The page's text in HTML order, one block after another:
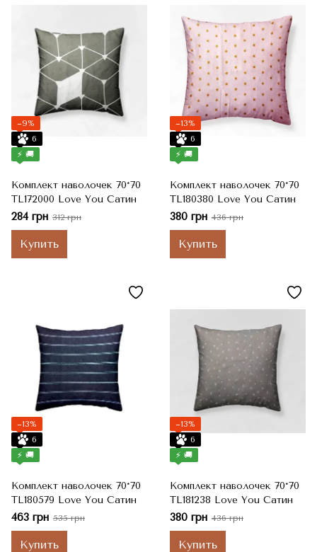
−9%
6
⚡ 🚚
Комплект наволочек 70*70
TL172000 Love You Сатин
284 грн 312 грн
Купить
−13%
6
⚡ 🚚
Комплект наволочек 70*70
TL180380 Love You Сатин
380 грн 436 грн
Купить
−13%
6
⚡ 🚚
Комплект наволочек 70*70
TL180579 Love You Сатин
463 грн 535 грн
Купить
−13%
6
⚡ 🚚
Комплект наволочек 70*70
TL181238 Love You Сатин
380 грн 436 грн
Купить